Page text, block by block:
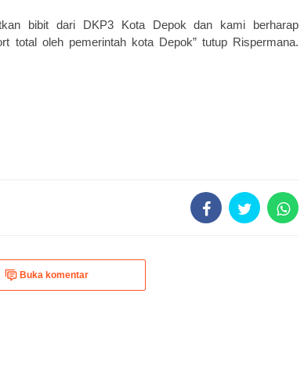
bibit dari DKP3 Kota Depok dan kami berharap
total oleh pemerintah kota Depok” tutup Rispermana.
Buka komentar